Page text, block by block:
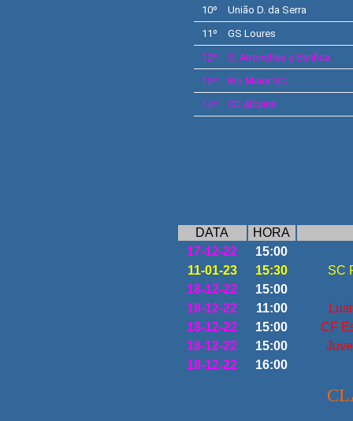
10º
União D. da Serra
11º
GS Loures
12º
S. Arronches e Benfica
13º
Rio Maior SC
14º
CD Alcains
DATA
HORA
17-12-22
15:00
11-01-23
15:30
SC
18-12-22
15:00
18-12-22
11:00
18-12-22
15:00
CF
18-12-22
15:00
18-12-22
16:00